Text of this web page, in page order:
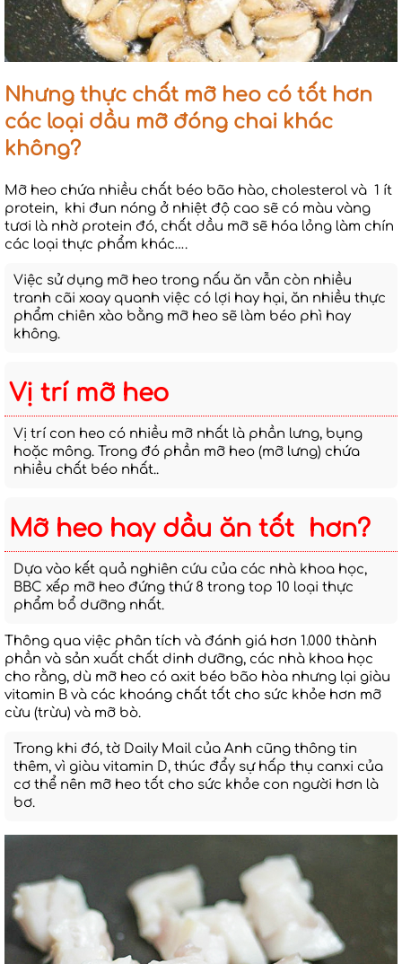
Nhưng thực chất mỡ heo có tốt hơn
các loại dầu mỡ đóng chai khác
không?
Mỡ heo chứa nhiều chất béo bão hào, cholesterol và 1 ít
protein, khi đun nóng ở nhiệt độ cao sẽ có màu vàng
tươi là nhờ protein đó, chất dầu mỡ sẽ hóa lỏng làm chín
các loại thực phẩm khác….
Việc sử dụng mỡ heo trong nấu ăn vẫn còn nhiều
tranh cãi xoay quanh việc có lợi hay hại, ăn nhiều thực
phẩm chiên xào bằng mỡ heo sẽ làm béo phì hay
không.
Vị trí mỡ heo
Vị trí con heo có nhiều mỡ nhất là phần lưng, bụng
hoặc mông. Trong đó phần mỡ heo (mỡ lưng) chứa
nhiều chất béo nhất..
Mỡ heo hay dầu ăn tốt hơn?
Dựa vào kết quả nghiên cứu của các nhà khoa học,
BBC xếp mỡ heo đứng thứ 8 trong top 10 loại thực
phẩm bổ dưỡng nhất.
Thông qua việc phân tích và đánh giá hơn 1.000 thành
phần và sản xuất chất dinh dưỡng, các nhà khoa học
cho rằng, dù mỡ heo có axit béo bão hòa nhưng lại giàu
vitamin B và các khoáng chất tốt cho sức khỏe hơn mỡ
cừu (trừu) và mỡ bò.
Trong khi đó, tờ Daily Mail của Anh cũng thông tin
thêm, vì giàu vitamin D, thúc đẩy sự hấp thụ canxi của
cơ thể nên mỡ heo tốt cho sức khỏe con người hơn là
bơ.